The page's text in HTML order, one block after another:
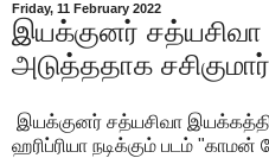
Friday, 11 February 2022
இயக்குனர்
அடுத்ததாக
இயக்குனர் சத்யசிவா
ஹரிப்ரியா நடிக்கும் படம்